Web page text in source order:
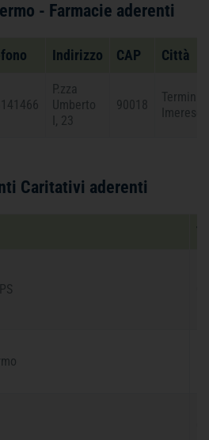
- Farmacie aderenti
Indirizzo CAP Città
P.zza
Umberto
I, 23
90018
Termini
Imerese
Caritativi aderenti